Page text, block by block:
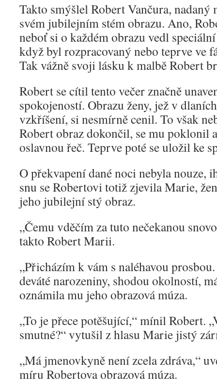
Takto smýšlel Robert Vančura, nadaný
svém jubilejním stém obrazu. Ano,
neboť si o každém obrazu vedl
když byl rozpracovaný nebo teprve ve
Tak vážně svoji lásku k malbě Robert
Robert se cítil tento večer značně
spokojeností. Obrazu ženy, jež v
vzkříšení, si nesmírně cenil. To však
Robert obraz dokončil, se mu poklonil
oslavnou řeč. Teprve poté se uložil ke
O překvapení dané noci nebyla nouze,
snu se Robertovi totiž zjevila Marie,
jeho jubilejní stý obraz.
„Čemu vděčím za tuto nečekanou
takto Robert Marii.
„Přicházím k vám s naléhavou
deváté narozeniny, shodou okolností,
oznámila mu jeho obrazová múza.
„To je přece potěšující,“ mínil Robert.
smutné?“ vytušil z hlasu Marie jistý
„Má jmenovkyně není zcela zdráva,“
míru Robertova obrazová múza.